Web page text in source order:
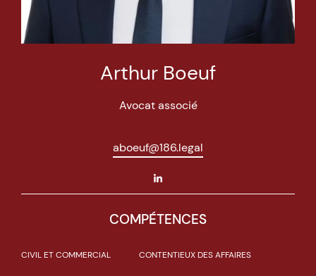
Arthur Boeuf
Avocat associé
aboeuf@186.legal
COMPÉTENCES
CIVIL ET COMMERCIAL CONTENTIEUX DES AFFAIRES